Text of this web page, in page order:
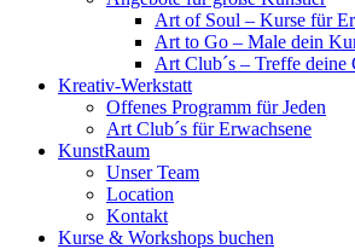
Art of Soul – Kurse für
Art to Go – Male dein
Art Club´s – Treffe deine
Kreativ-Werkstatt
Offenes Programm für Jeden
Art Club´s für Erwachsene
KunstRaum
Unser Team
Location
Kontakt
Kurse & Workshops buchen